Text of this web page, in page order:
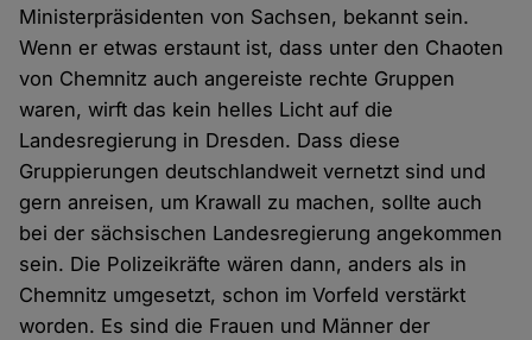
Ministerpräsidenten von Sachsen, bekannt sein.
Wenn er etwas erstaunt ist, dass unter den Chaoten
von Chemnitz auch angereiste rechte Gruppen
waren, wirft das kein helles Licht auf die
Landesregierung in Dresden. Dass diese
Gruppierungen deutschlandweit vernetzt sind und
gern anreisen, um Krawall zu machen, sollte auch
bei der sächsischen Landesregierung angekommen
sein. Die Polizeikräfte wären dann, anders als in
Chemnitz umgesetzt, schon im Vorfeld verstärkt
worden. Es sind die Frauen und Männer der